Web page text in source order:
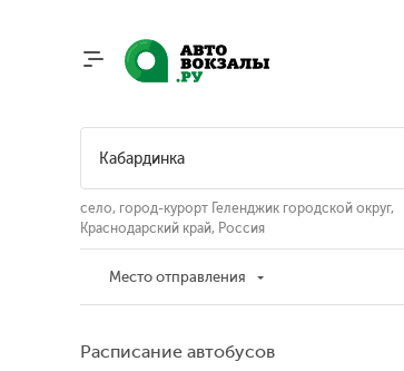
село, город-курорт Геленджик городской округ,
Краснодарский край, Россия
Место отправления
Расписание автобусов